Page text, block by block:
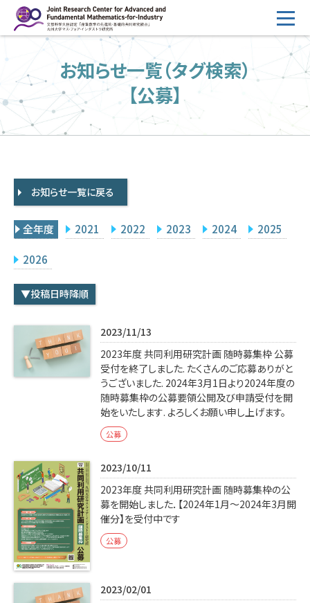
ン
へ
ス
キ
HOME
概要
運営
2026年度公募
採択研究・報告書一覧
イベント情報
研究代表者専用
English
Q&A
アクセス・お問合せ
IMI本サイトへ
お知らせ一覧（タグ検索）
【公募】
お知らせ一覧に戻る
全年度 2021 2022 2023 2024 2025
2026
▼投稿日時降順
2023/11/13
2023年度 共同利用研究計画 随時募集枠 公募
受付を終了しました. たくさんのご応募ありがと
うございました. 2024年3月1日より2024年度の
随時募集枠の公募要領公開及び申請受付を開
始をいたします. よろしくお願い申し上げます。
公募
2023/10/11
2023年度 共同利用研究計画 随時募集枠の公
募を開始しました．【2024年1月〜2024年3月開
催分】を受付中です
公募
2023/02/01